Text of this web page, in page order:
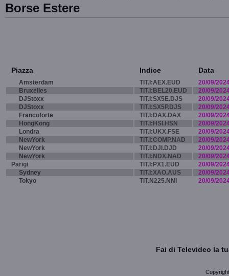
Borse Estere
Piazza Indice Data
Amsterdam TIT.I:AEX.EUD
20/09/
Bruxelles
TIT.I:BEL20.EUD
20/09/
DJStoxx
TIT.I:SX5E.DJS
20/09/
DJStoxx
TIT.I:SX5P.DJS
20/09/
Francoforte
TIT.I:DAX.DAX
20/09/
HongKong
TIT.I:HSI.HSN
20/09/
Londra
TIT.I:UKX.FSE
20/09/
NewYork
TIT.I:COMP.NAD
20/09/
NewYork
TIT.I:DJI.DJD
20/09/
NewYork
TIT.I:NDX.NAD
20/09/
Parigi
TIT.I:PX1.EUD
20/09/
Sydney
TIT.I:XAO.AUS
20/09/
Tokyo
TIT.N225.NNI 20/09/
Fai di Televideo la